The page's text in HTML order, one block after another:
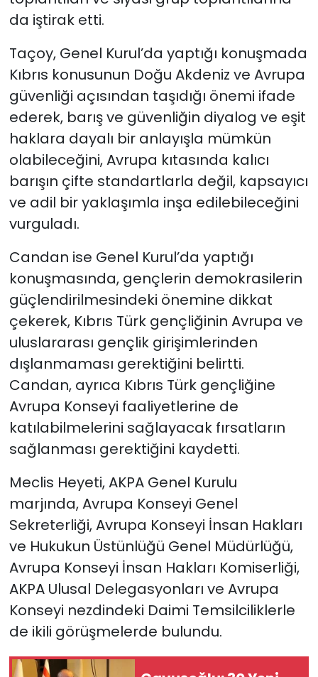
da iştirak etti.
Taçoy, Genel Kurul’da yaptığı konuşmada
Kıbrıs konusunun Doğu Akdeniz ve Avrupa
güvenliği açısından taşıdığı önemi ifade
ederek, barış ve güvenliğin diyalog ve eşit
haklara dayalı bir anlayışla mümkün
olabileceğini, Avrupa kıtasında kalıcı
barışın çifte standartlarla değil, kapsayıcı
ve adil bir yaklaşımla inşa edilebileceğini
vurguladı.
Candan ise Genel Kurul’da yaptığı
konuşmasında, gençlerin demokrasilerin
güçlendirilmesindeki önemine dikkat
çekerek, Kıbrıs Türk gençliğinin Avrupa ve
uluslararası gençlik girişimlerinden
dışlanmaması gerektiğini belirtti.
Candan, ayrıca Kıbrıs Türk gençliğine
Avrupa Konseyi faaliyetlerine de
katılabilmelerini sağlayacak fırsatların
sağlanması gerektiğini kaydetti.
Meclis Heyeti, AKPA Genel Kurulu
marjında, Avrupa Konseyi Genel
Sekreterliği, Avrupa Konseyi İnsan Hakları
ve Hukukun Üstünlüğü Genel Müdürlüğü,
Avrupa Konseyi İnsan Hakları Komiserliği,
AKPA Ulusal Delegasyonları ve Avrupa
Konseyi nezdindeki Daimi Temsilciliklerle
de ikili görüşmelerde bulundu.